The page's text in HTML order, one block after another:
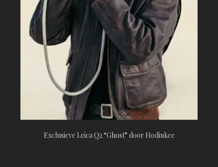
Exclusieve Leica Q2 “Ghost” door Hodinkee